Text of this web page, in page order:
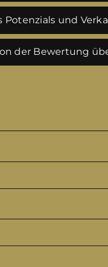
Potenzials und
der Bewertung